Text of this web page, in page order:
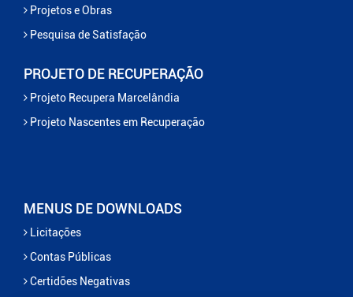
Projetos e Obras
Pesquisa de Satisfação
PROJETO DE RECUPERAÇÃO
Projeto Recupera Marcelândia
Projeto Nascentes em Recuperação
MENUS DE DOWNLOADS
Licitações
Contas Públicas
Certidões Negativas